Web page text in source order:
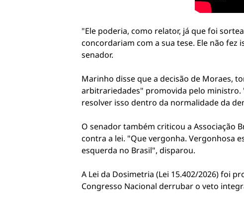
"Ele poderia, como relator, já que foi
concordariam com a sua tese. Ele não
senador.
Marinho disse que a decisão de Moraes,
arbitrariedades" promovida pelo ministro.
resolver isso dentro da normalidade da
O senador também criticou a Associação
contra a lei. "Que vergonha. Vergonhosa
esquerda no Brasil", disparou.
A Lei da Dosimetria (Lei 15.402/2026) foi
Congresso Nacional derrubar o veto